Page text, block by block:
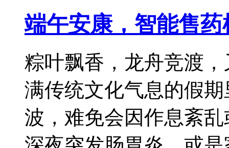
端午安康，智能售
粽叶飘香，龙舟竞渡
满传统文化气息的假
波，难免会因作息紊